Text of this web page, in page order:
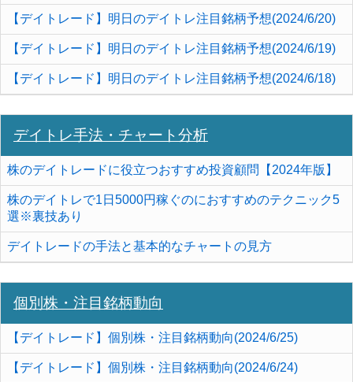
【デイトレード】明日のデイトレ注目銘柄予想(2024/6/20)
【デイトレード】明日のデイトレ注目銘柄予想(2024/6/19)
【デイトレード】明日のデイトレ注目銘柄予想(2024/6/18)
デイトレ手法・チャート分析
株のデイトレードに役立つおすすめ投資顧問【2024年版】
株のデイトレで1日5000円稼ぐのにおすすめのテクニック5
選※裏技あり
デイトレードの手法と基本的なチャートの見方
個別株・注目銘柄動向
【デイトレード】個別株・注目銘柄動向(2024/6/25)
【デイトレード】個別株・注目銘柄動向(2024/6/24)